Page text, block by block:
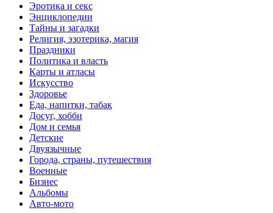
Эротика и секс
Энциклопедии
Тайны и загадки
Религия, эзотерика, магия
Праздники
Политика и власть
Карты и атласы
Искусство
Здоровье
Еда, напитки, табак
Досуг, хобби
Дом и семья
Детские
Двуязычные
Города, страны, путешествия
Военные
Бизнес
Альбомы
Авто-мото